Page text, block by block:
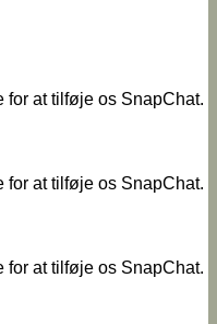
for at tilføje os SnapChat.
for at tilføje os SnapChat.
for at tilføje os SnapChat.